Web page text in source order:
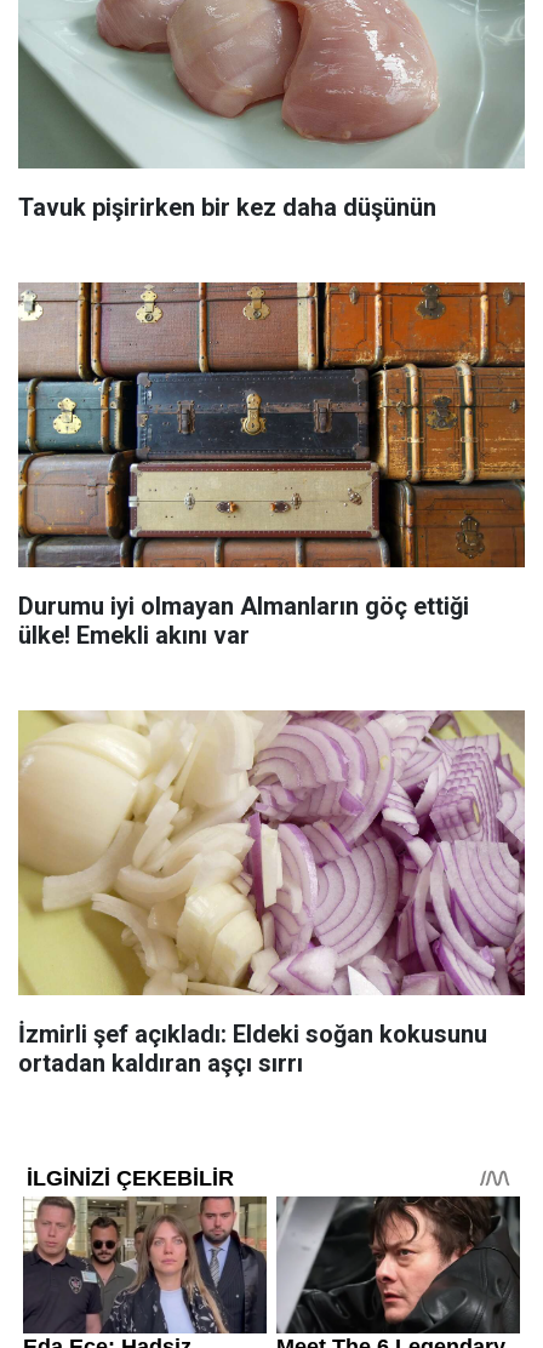
Tavuk pişirirken bir kez daha düşünün
Durumu iyi olmayan Almanların göç ettiği
ülke! Emekli akını var
İzmirli şef açıkladı: Eldeki soğan kokusunu
ortadan kaldıran aşçı sırrı